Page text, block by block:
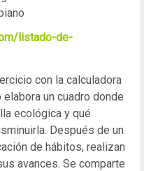
listado-de-
con la calculadora
un cuadro donde
ecológica y qué
Después de un
de hábitos, realizan
avances. Se comparte